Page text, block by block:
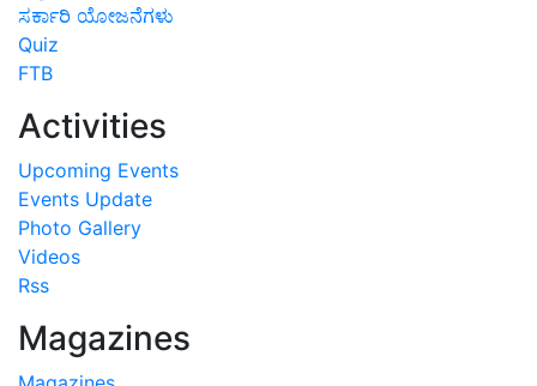
ಸರ್ಕಾರಿ ಯೋಜನೆಗಳು
Quiz
FTB
Activities
Upcoming Events
Events Update
Photo Gallery
Videos
Rss
Magazines